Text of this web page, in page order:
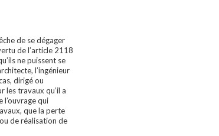
de se dégager
de l’article 2118
ne puissent se
l’ingénieur
dirigé ou
les travaux qu’il a
l’ouvrage qui
que la perte
de réalisation de